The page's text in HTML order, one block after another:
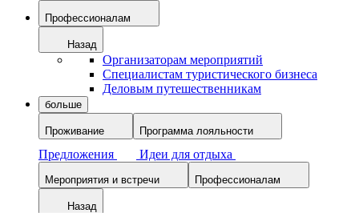
Профессионалам
Назад
Организаторам мероприятий
Специалистам туристического бизнеса
Деловым путешественникам
больше
Проживание Программа лояльности
Предложения Идеи для отдыха
Мероприятия и встречи Профессионалам
Назад